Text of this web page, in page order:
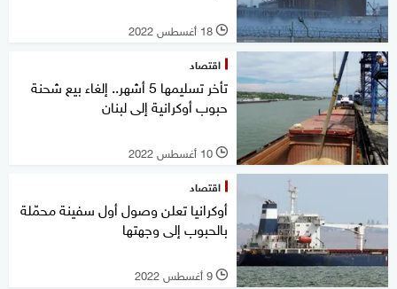
l 18 أغسطس 2022
اقتصاد
تأخر تسليمها 5 أشهر.. إلغاء بيع شحنة
حبوب أوكرانية إلى لبنان
l 10 أغسطس 2022
اقتصاد
أوكرانيا تعلن وصول أول سفينة محمّلة
بالحبوب إلى وجهتها
l 9 أغسطس 2022